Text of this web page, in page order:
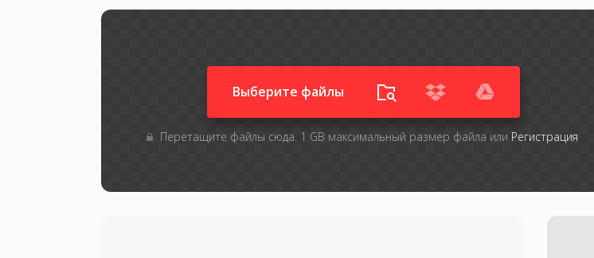
Выберите файлы
Перетащите файлы сюда. 1 GB максимальный размер файла или Регистрация